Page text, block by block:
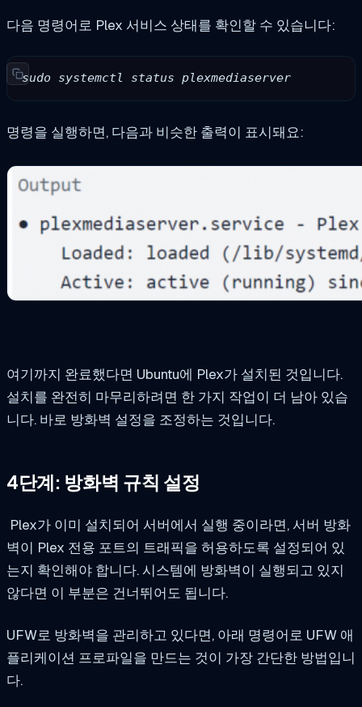
다음 명령어로 Plex 서비스 상태를 확인할 수 있습니다:
sudo systemctl status plexmediaserver
명령을 실행하면, 다음과 비슷한 출력이 표시돼요:
여기까지 완료했다면 Ubuntu에 Plex가 설치된 것입니다.
설치를 완전히 마무리하려면 한 가지 작업이 더 남아 있습
니다. 바로 방화벽 설정을 조정하는 것입니다.
4단계: 방화벽 규칙 설정
Plex가 이미 설치되어 서버에서 실행 중이라면, 서버 방화
벽이 Plex 전용 포트의 트래픽을 허용하도록 설정되어 있
는지 확인해야 합니다. 시스템에 방화벽이 실행되고 있지
않다면 이 부분은 건너뛰어도 됩니다.
UFW로 방화벽을 관리하고 있다면, 아래 명령어로 UFW 애
플리케이션 프로파일을 만드는 것이 가장 간단한 방법입니
다.